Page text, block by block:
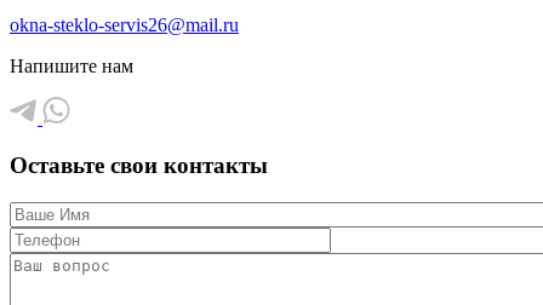
okna-steklo-servis26@mail.ru
Напишите нам
Оставьте свои контакты